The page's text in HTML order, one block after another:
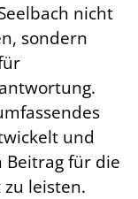
nicht
sondern
und
Beitrag für die
leisten.